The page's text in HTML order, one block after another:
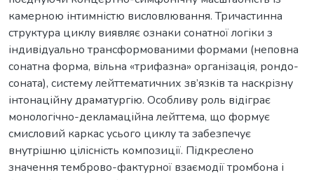
камерною інтимністю висловлювання. Тричастинна
структура циклу виявляє ознаки сонатної логіки з
індивідуально трансформованими формами (неповна
сонатна форма, вільна «трифазна» організація, рондо-
соната), систему лейттематичних зв’язків та наскрізну
інтонаційну драматургію. Особливу роль відіграє
монологічно-декламаційна лейттема, що формує
смисловий каркас усього циклу та забезпечує
внутрішню цілісність композиції. Підкреслено
значення темброво-фактурної взаємодії тромбона і